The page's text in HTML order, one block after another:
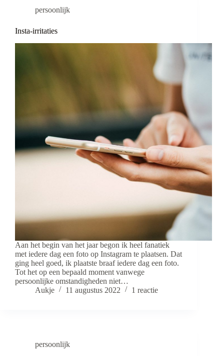
persoonlijk
Insta-irritaties
Aan het begin van het jaar begon ik heel fanatiek
met iedere dag een foto op Instagram te plaatsen. Dat
ging heel goed, ik plaatste braaf iedere dag een foto.
Tot het op een bepaald moment vanwege
persoonlijke omstandigheden niet…
Aukje
11 augustus 2022 1 reactie
persoonlijk